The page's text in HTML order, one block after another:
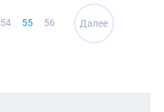
Навигация
по
54 55 56 Далее